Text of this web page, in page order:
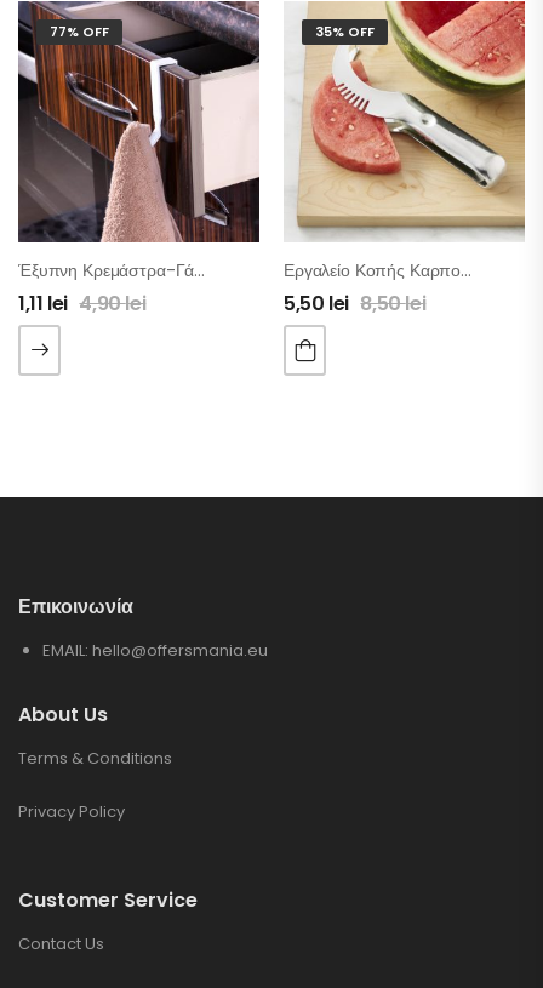
77% OFF
Έξυπνη Κρεμάστρα-Γάντζος Για Συρτάρι – Πόρτα 5 Τμχ
1,11 lei 4,90lei
35% OFF
Εργαλείο Κοπής Καρπουζιού
5,50 lei 8,50lei
Επικοινωνία
EMAIL: hello@offersmania.eu
About Us
Terms & Conditions
Privacy Policy
Customer Service
Contact Us